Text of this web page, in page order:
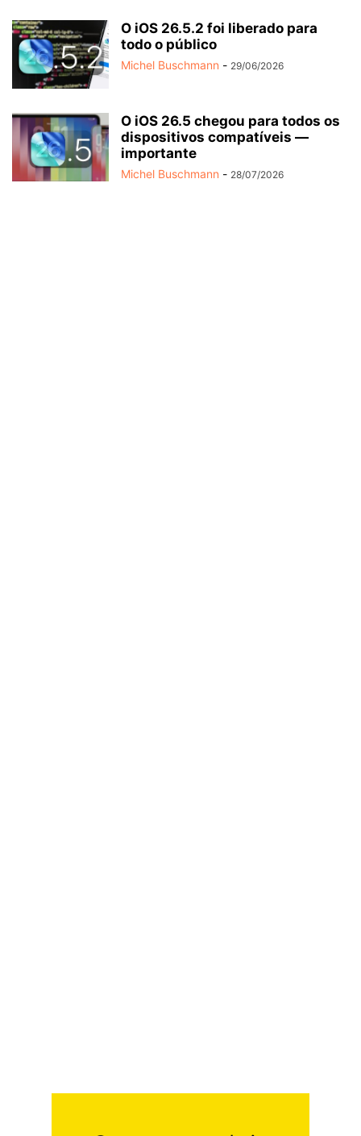
O iOS 26.5.2 foi liberado para
todo o público
Michel Buschmann - 29/06/2026
O iOS 26.5 chegou para todos os
dispositivos compatíveis —
importante
Michel Buschmann - 28/07/2026